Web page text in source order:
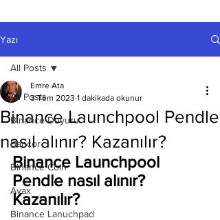
Yazı
All Posts
Binance Duyuru
Bancor
Binance Coin
Avax
Binance Lanuchpad
All Posts
Binance Launchpool Pendle
nasıl alınır? Kazanılır?
Emre Ata
3 Tem 2023 1 dakikada okunur
Binance Launchpool
Pendle nasıl alınır?
Kazanılır?